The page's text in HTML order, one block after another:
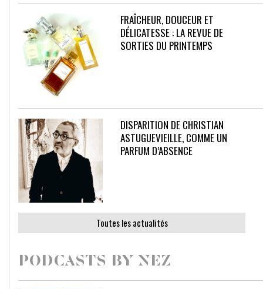
FRAÎCHEUR, DOUCEUR ET
DÉLICATESSE : LA REVUE DE
SORTIES DU PRINTEMPS
DISPARITION DE CHRISTIAN
ASTUGUEVIEILLE, COMME UN
PARFUM D’ABSENCE
Toutes les actualités
PODCASTS BY NEZ